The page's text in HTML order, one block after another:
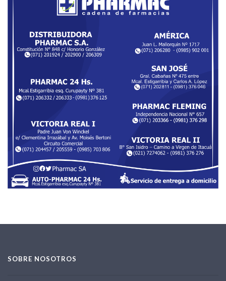
SOBRE NOSOTROS